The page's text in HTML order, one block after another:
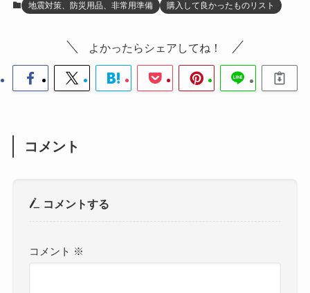
地震対策、防災用品、非常用準備 購入して良かったものリスト
よかったらシェアしてね！
コメント
コメントする
コメント ※